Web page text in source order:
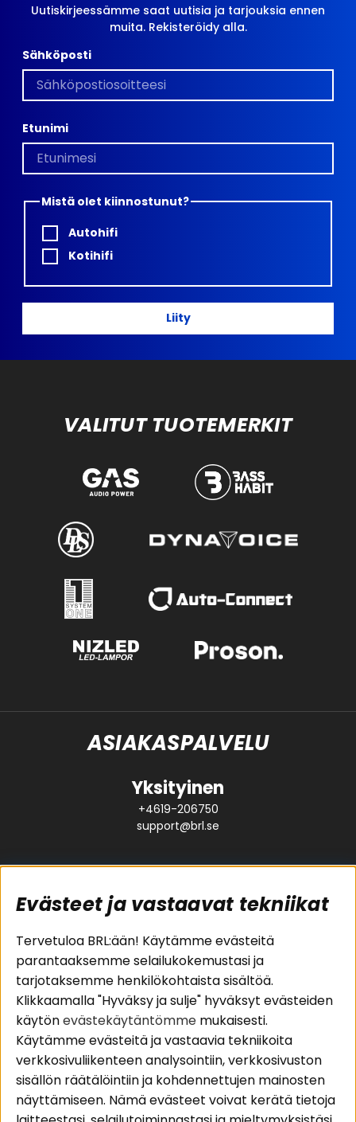
Uutiskirjeessämme saat uutisia ja tarjouksia ennen
muita. Rekisteröidy alla.
Sähköposti
Etunimi
Mistä olet kiinnostunut?
Autohifi
Kotihifi
Liity
VALITUT TUOTEMERKIT
ASIAKASPALVELU
Yksityinen
+4619-206750
support@brl.se
Suositut sivut
Pakettiratkaisut
Autostereot
Kaiuttimet
Päätevahvistimet
Lisätarvikkeet
Kaapelit
Asiakaspalvelu
Evästeet
Huolto- ja
takuutiedot
Ostoehdot
Palautus
Tietosuojapolitiikka
Evästeet ja vastaavat tekniikat
Tervetuloa BRL:ään! Käytämme evästeitä
parantaaksemme selailukokemustasi ja
tarjotaksemme henkilökohtaista sisältöä.
Klikkaamalla "Hyväksy ja sulje" hyväksyt evästeiden
käytönevästekäytäntömme mukaisesti.
Käytämme evästeitä ja vastaavia tekniikoita
verkkosivuliikenteen analysointiin, verkkosivuston
sisällön räätälöintiin ja kohdennettujen mainosten
näyttämiseen. Nämä evästeet voivat kerätä tietoja